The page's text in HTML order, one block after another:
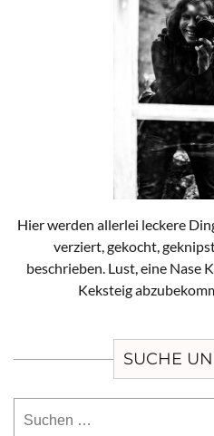
Hier werden allerlei leckere
verziert, gekocht,
beschrieben. Lust, eine Nase
Keksteig
SUCHE